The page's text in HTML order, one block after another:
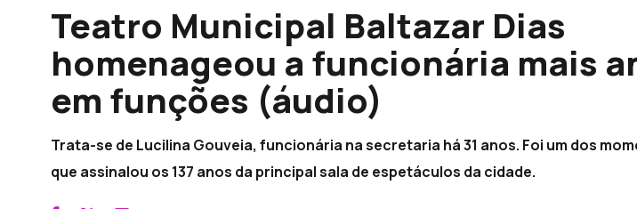
Teatro Municipal Baltazar Dias
homenageou a funcionária mais
em funções (áudio)
Trata-se de Lucilina Gouveia, funcionária na secretaria há 31 anos. Foi um dos
que assinalou os 137 anos da principal sala de espetáculos da cidade.